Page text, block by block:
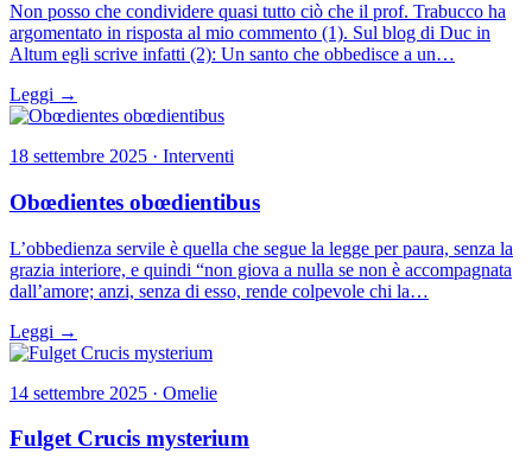
Non posso che condividere quasi tutto ciò che il prof. Trabucco ha
argomentato in risposta al mio commento (1). Sul blog di Duc in
Altum egli scrive infatti (2): Un santo che obbedisce a un…
Leggi →
18 settembre 2025 · Interventi
Obœdientes obœdientibus
L’obbedienza servile è quella che segue la legge per paura, senza la
grazia interiore, e quindi “non giova a nulla se non è accompagnata
dall’amore; anzi, senza di esso, rende colpevole chi la…
Leggi →
14 settembre 2025 · Omelie
Fulget Crucis mysterium